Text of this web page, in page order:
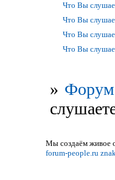
Что Вы
Что Вы
Что Вы
Что Вы
» Форум
Мы создаём живое
forum-people.ru